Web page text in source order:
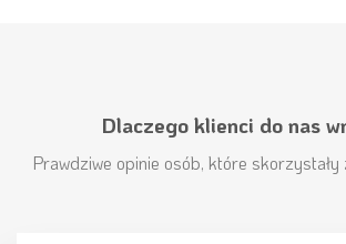
Dlaczego klienci do nas
Prawdziwe opinie osób, które skorzystały